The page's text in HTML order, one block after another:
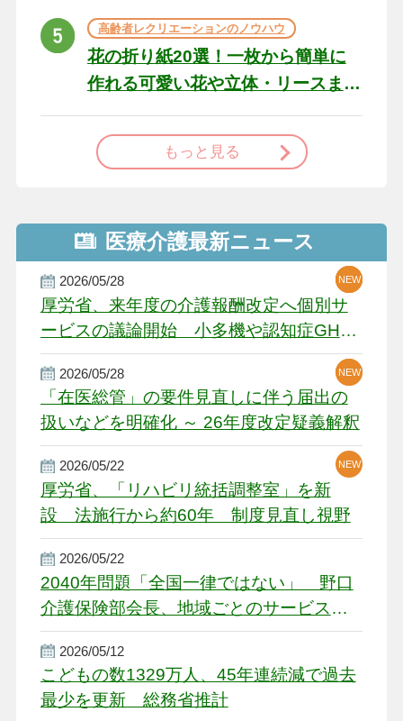
高齢者レクリエーションのノウハウ
花の折り紙20選！一枚から簡単に
作れる可愛い花や立体・リースま
で
もっと見る
医療介護最新ニュース
2026/05/28
厚労省、来年度の介護報酬改定へ個別サ
ービスの議論開始 小多機や認知症GH、
厳しい経営環境に危機感
NEW
NEW
NEW
2026/05/28
「在医総管」の要件見直しに伴う届出の
扱いなどを明確化 ～ 26年度改定疑義解釈
NEW
NEW
2026/05/22
厚労省、「リハビリ統括調整室」を新
設 法施行から約60年 制度見直し視野
NEW
2026/05/22
2040年問題「全国一律ではない」 野口
介護保険部会長、地域ごとのサービス基
盤整備を促す
2026/05/12
こどもの数1329万人、45年連続減で過去
最少を更新 総務省推計